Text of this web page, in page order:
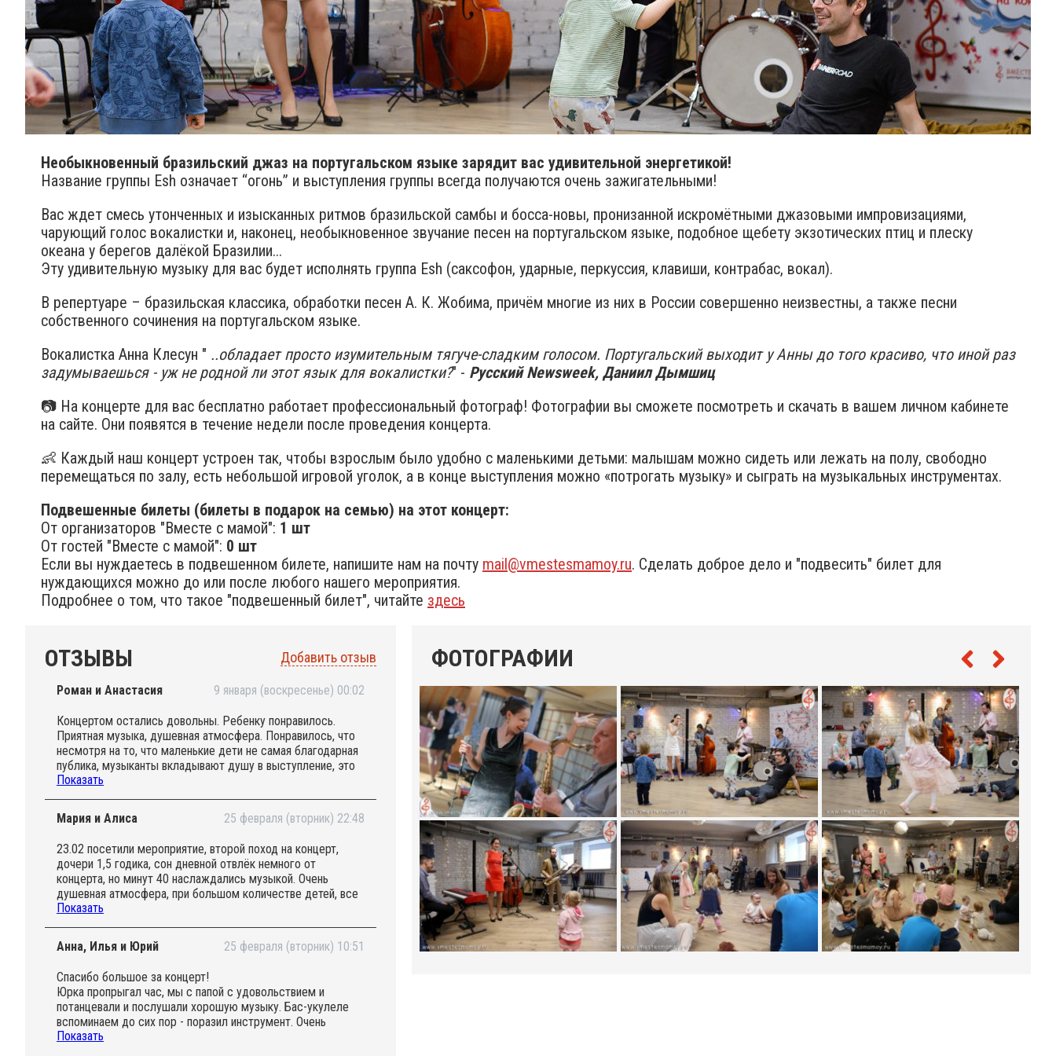
Необыкновенный бразильский джаз на португальском языке зарядит вас удивительной энергетикой!
Название группы Esh означает “огонь” и выступления группы всегда получаются очень зажигательными!
Вас ждет смесь утонченных и изысканных ритмов бразильской самбы и босса-новы, пронизанной искромётными джазовыми импровизациями,
чарующий голос вокалистки и, наконец, необыкновенное звучание песен на португальском языке, подобное щебету экзотических птиц и плеску
океана у берегов далёкой Бразилии...
Эту удивительную музыку для вас будет исполнять группа Esh (саксофон, ударные, перкуссия, клавиши, контрабас, вокал).
В репертуаре – бразильская классика, обработки песен А. К. Жобима, причём многие из них в России совершенно неизвестны, а также песни
собственного сочинения на португальском языке.
Вокалистка Анна Клесун " ..обладает просто изумительным тягуче-сладким голосом. Португальский выходит у Анны до того красиво, что иной раз
задумываешься - уж не родной ли этот язык для вокалистки?" - Русский Newsweek, Даниил Дымшиц
📷 На концерте для вас бесплатно работает профессиональный фотограф! Фотографии вы сможете посмотреть и скачать в вашем личном кабинете
на сайте. Они появятся в течение недели после проведения концерта.​
👶 Каждый наш концерт устроен так, чтобы взрослым было удобно с маленькими детьми: малышам можно сидеть или лежать на полу, свободно
перемещаться по залу, есть небольшой игровой уголок, а в конце выступления можно «потрогать музыку» и сыграть на музыкальных инструментах.
Подвешенные билеты (билеты в подарок на семью) на этот концерт:
От организаторов "Вместе с мамой": 1 шт
От гостей "Вместе с мамой": 0 шт
Если вы нуждаетесь в подвешенном билете, напишите нам на почту mail@vmestesmamoy.ru. Сделать доброе дело и "подвесить" билет для
нуждающихся можно до или после любого нашего мероприятия.
Подробнее о том, что такое "подвешенный билет", читайте здесь
ОТЗЫВЫ Добавить отзыв
Роман и Анастасия 9 января (воскресенье) 00:02
Концертом остались довольны. Ребенку понравилось.
Приятная музыка, душевная атмосфера. Понравилось, что
несмотря на то, что маленькие дети не самая благодарная
публика, музыканты вкладывают душу в выступление, это
заметно. Единственный минус, плохая вентиляция в
Обязательно посетим мероприятие еще раз.
Показать
Мария и Алиса 25 февраля (вторник) 22:48
23.02 посетили мероприятие, второй поход на концерт,
дочери 1,5 годика, сон дневной отвлёк немного от
концерта, но минут 40 наслаждались музыкой. Очень
душевная атмосфера, при большом количестве детей, все
малыши умеют общаться друг с другом, сюда хочется
Показать
Анна, Илья и Юрий 25 февраля (вторник) 10:51
Спасибо большое за концерт!
Юрка пропрыгал час, мы с папой с удовольствием и
потанцевали и послушали хорошую музыку. Бас-укулеле
вспоминаем до сих пор - поразил инструмент. Очень
здорово, что есть такие люди, которые позволяют
Показать
ФОТОГРАФИИ